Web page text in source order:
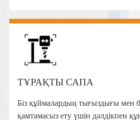
ТҰРАҚТЫ САПА
Біз құймалардың тығыздығы мен
қамтамасыз ету үшін дәлдікпен